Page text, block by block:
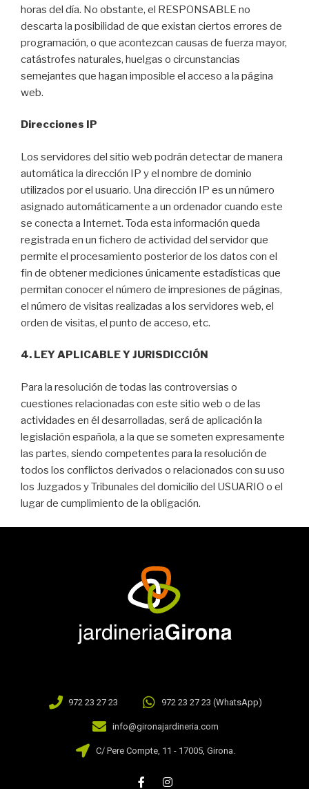
horas del día. No obstante, el RESPONSABLE no
descarta la posibilidad de que existan ciertos errores de
programación, o que acontezcan causas de fuerza mayor,
catástrofes naturales, huelgas o circunstancias
semejantes que hagan imposible el acceso a la página
web.
Direcciones IP
Los servidores del sitio web podrán detectar de manera
automática la dirección IP y el nombre de dominio
utilizados por el usuario. Una dirección IP es un número
asignado automáticamente a un ordenador cuando este
se conecta a Internet. Toda esta información queda
registrada en un fichero de actividad del servidor que
permite el procesamiento posterior de los datos con el
fin de obtener mediciones únicamente estadísticas que
permitan conocer el número de impresiones de páginas,
el número de visitas realizadas a los servidores web, el
orden de visitas, el punto de acceso, etc.
4. LEY APLICABLE Y JURISDICCIÓN
Para la resolución de todas las controversias o
cuestiones relacionadas con este sitio web o de las
actividades en él desarrolladas, será de aplicación la
legislación española, a la que se someten expresamente
las partes, siendo competentes para la resolución de
todos los conflictos derivados o relacionados con su uso
los Juzgados y Tribunales del domicilio del USUARIO o el
lugar de cumplimiento de la obligación.
972 23 27 23 972 23 27 23 (WhatsApp)
info@gironajardineria.com
C/ Pere Compte, 11 - 17005, Girona.